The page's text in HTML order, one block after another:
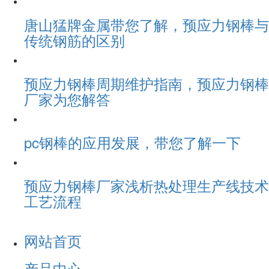
唐山猛牌金属带您了解，预应力钢棒与
传统钢筋的区别
预应力钢棒周期维护指南，预应力钢棒
厂家为您解答
pc钢棒的应用发展，带您了解一下
预应力钢棒厂家浅析热处理生产线技术
工艺流程
网站首页